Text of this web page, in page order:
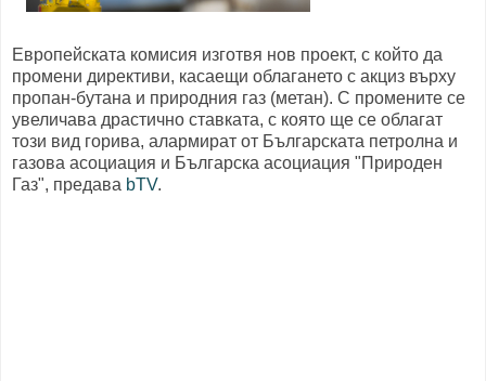
Европейската комисия изготвя нов проект, с който да
промени директиви, касаещи облагането с акциз върху
пропан-бутана и природния газ (метан). С промените се
увеличава драстично ставката, с която ще се облагат
този вид горива, алармират от Българската петролна и
газова асоциация и Българска асоциация "Природен
Газ", предава bTV.